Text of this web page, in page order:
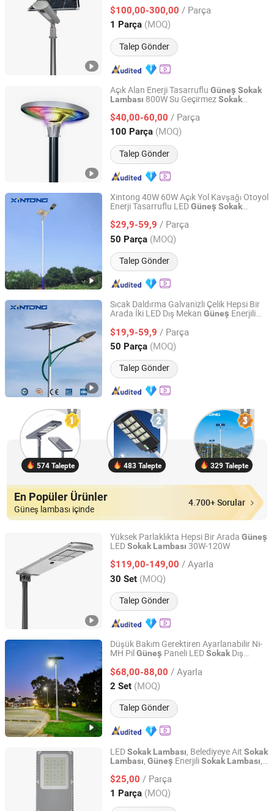
$100,00-300,00 / Parça
1 Parça (MOQ)
Talep Gönder
Guangdong, China Fiyat 2016
Açık Alan Enerji Tasarruflu Güneş Sokak
Lambası 800W Su GeçirmezSokak
$40,00-60,00 / Parça
100 Parça (MOQ)
Talep Gönder
Jiangsu Shixin Electric Group Co., Ltd.
Jiangsu, China Fiyat 2013
Xintong 40W 60W Açık Yol Kavşağı Otoyol
Enerji Tasarruflu LEDGüneş Sokak
$29,9-59,9 / Parça
50 Parça (MOQ)
Talep Gönder
Yangzhou Xintong Transport Equipment Group Co., Ltd.
Fiyat 2019
Sıcak Daldırma Galvanizli Çelik Hepsi Bir
Arada İki LED Dış Mekan Güneş Enerjili
$19,9-59,9 / Parça
50 Parça (MOQ)
Talep Gönder
Yangzhou Xintong Transport Equipment Group Co., Ltd.
Jiangsu, China Fiyat 2019
574 Talepte 483 Talepte 329 Talepte
En Popüler Ürünler
Güneş lambası içinde
4.700+ Sorular
Yüksek Parlaklıkta Hepsi Bir Arada Güneş
LEDSokak Lambası 30W-120W
$119,00-149,00 / Ayarla
30 Set (MOQ)
Talep Gönder
Shenzhen Beatles Energy Technology Co., Ltd.
Guangdong, China Fiyat 2025
Düşük Bakım Gerektiren Ayarlanabilir Ni-
MH Pil Güneş Paneli LEDSokakDış
$68,00-88,00 / Ayarla
2 Set (MOQ)
Talep Gönder
Yangzhou Qiangsheng Electric Co., Ltd.
Jiangsu, China Fiyat 2026
LEDSokak Lambası , Belediyeye Ait Sokak
Lambası Güneş EnerjiliSokak Lambası
Lambası,
60W/80W90W/100W/120W/150W/180W/
$25,00 / Parça
1 Parça (MOQ)
Jiangsu Intelligent Lighting Technology Co., Ltd.
Jiangsu, China Fiyat 2023